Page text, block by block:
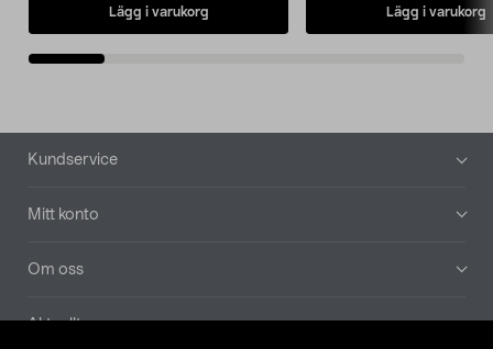
Lägg i varukorg Lägg i varukorg
Sidfot
Kundservice
Mitt konto
Om oss
Aktuellt